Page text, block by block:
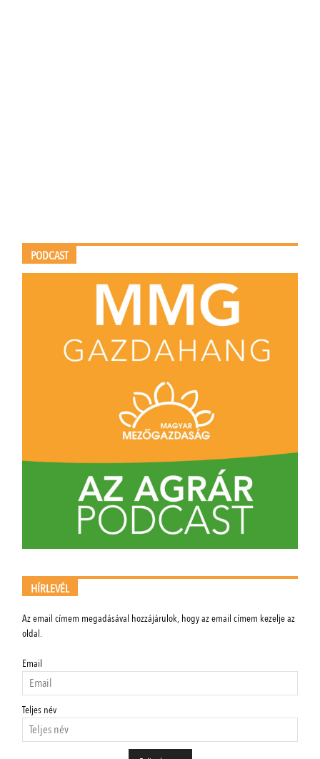
PODCAST
HÍRLEVÉL
Az email címem megadásával hozzájárulok, hogy az email címem kezelje az
oldal.
Email
Teljes név